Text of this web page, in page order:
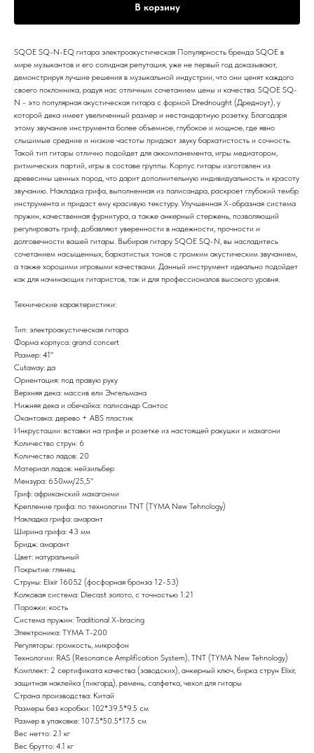
В корзину
SQOE SQ-N-EQ гитара электроакустическая Популярность бренда SQOE в
мире музыкантов и его солидная репутация, уже не первый год доказывают,
демонстрируя лучшие решения в музыкальной индустрии, что они ценят каждого
своего поклонника, радуя нас отличным сочетанием цены и качества. SQOE SQ-
N - это популярная акустическая гитара с формой Drednought (Дредноут), у
которой дека имеет увеличенный размер и нестандартную розетку. Благодаря
этому звучание инструмента более объемное, глубокое и мощное, где явно
слышимые средние и низкие частоты придают звуку бархатистость и сочность.
Такой тип гитары отлично подойдет для аккомпанемента, игры медиатором,
ритмических партий, игры в составе группы. Корпус гитары изготовлен из
древесины ценных пород, что дарит дополнительную индивидуальность и красоту
звучанию. Накладка грифа, выполненная из палисандра, раскроет глубокий тембр
инструмента и придаст ему красивую текстуру. Улучшенная Х-образная система
пружин, качественная фурнитура, а также анкерный стержень, позволяющий
регулировать гриф, добавляют уверенности в надежности, прочности и
долговечности вашей гитары. Выбирая гитару SQOE SQ-N, вы насладитесь
сочетанием насыщенных, бархатистых тонов с громким акустическим звучанием,
а также хорошими игровыми качествами. Данный инструмент идеально подойдет
как для начинающих гитаристов, так и для профессионалов высокого уровня.
Технические характеристики:
Тип: электроакустическая гитара
Форма корпуса: grand concert
Размер: 41"
Cutaway: да
Ориентация: под правую руку
Верхняя дека: массив ели Энгельмана
Нижняя дека и обечайка: палисандр Сантос
Окантовка: дерево + ABS пластик
Инкрустации: вставки на грифе и розетке из настоящей ракушки и махагони
Количество струн: 6
Количество ладов: 20
Материал ладов: нейзильбер
Мензура: 650мм/25,5"
Гриф: африканский махагонми
Крепление грифа: по технологии TNT (TYMA New Tehnology)
Накладка грифа: амарант
Ширина грифа: 43 мм
Бридж: амарант
Цвет: натуральный
Покрытие: глянец
Струны: Elixir 16052 (фосфорная бронза 12-53)
Колковая система: Diecast золото, с точностью 1:21
Порожки: кость
Система пружин: Traditional X-bracing
Электроника: TYMA T-200
Регуляторы: громкость, микрофон
Технологии: RAS (Resonance Amplification System), TNT (TYMA New Tehnology)
Комплект: 2 сертификата качества (заводских), анкерный ключ, бирка струн Elixir,
защитная наклейка (пикгард), ремень, салфетка, чехол для гитары
Страна производства: Китай
Размеры без коробки: 102*39.5*9.5 см
Размер в упаковке: 107.5*50.5*17.5 см
Вес нетто: 2.1 кг
Вес брутто: 4.1 кг